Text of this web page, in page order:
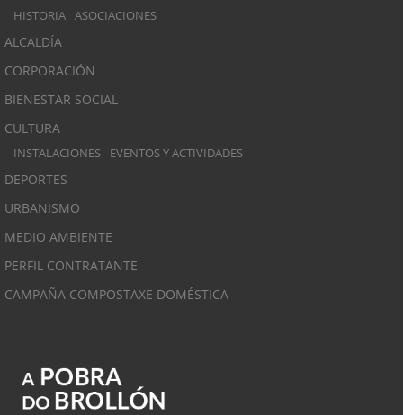
HISTORIA ASOCIACIONES
ALCALDÍA
CORPORACIÓN
BIENESTAR SOCIAL
CULTURA
INSTALACIONES EVENTOS Y ACTIVIDADES
DEPORTES
URBANISMO
MEDIO AMBIENTE
PERFIL CONTRATANTE
CAMPAÑA COMPOSTAXE DOMÉSTICA